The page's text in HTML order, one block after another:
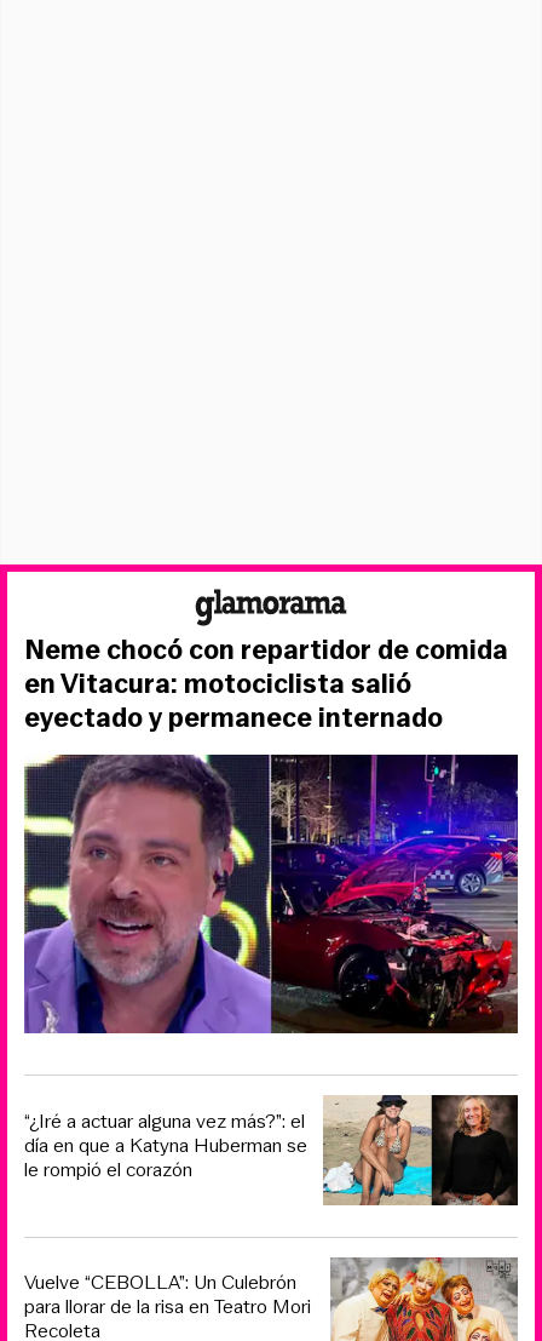
Neme chocó con repartidor de comida
en Vitacura: motociclista salió
eyectado y permanece internado
“¿Iré a actuar alguna vez más?”: el
día en que a Katyna Huberman se
le rompió el corazón
Vuelve “CEBOLLA”: Un Culebrón
para llorar de la risa en Teatro Mori
Recoleta